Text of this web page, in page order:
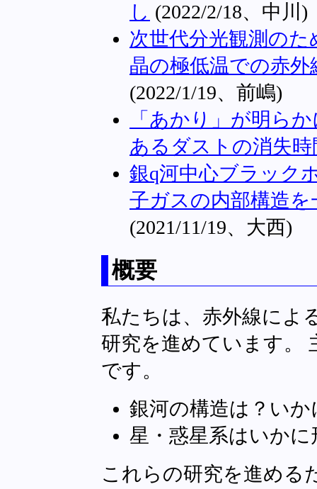
し (2022/2/18、中川)
次世代分光観測のた
晶の極低温での赤
(2022/1/19、前嶋)
「あかり」が明ら
あるダストの消失時
銀q河中心ブラック
子ガスの内部構造
(2021/11/19、大西)
概要
私たちは、赤外線によ
研究を進めています。
です。
銀河の構造は？い
星・惑星系はいか
これらの研究を進める